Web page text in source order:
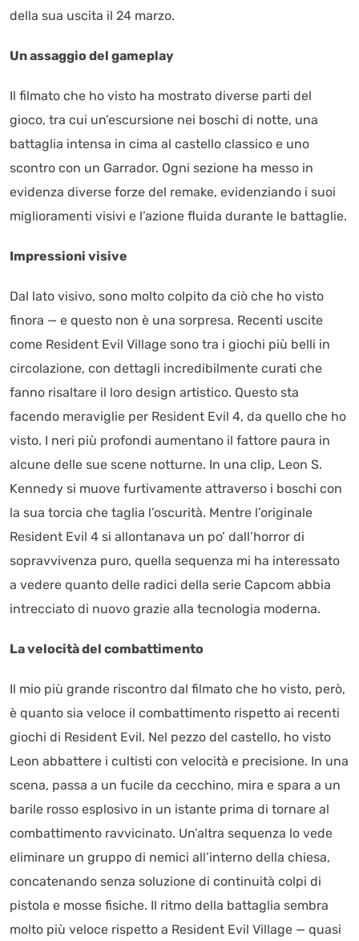
della sua uscita il 24 marzo.
Un assaggio del gameplay
Il filmato che ho visto ha mostrato diverse parti del
gioco, tra cui un’escursione nei boschi di notte, una
battaglia intensa in cima al castello classico e uno
scontro con un Garrador. Ogni sezione ha messo in
evidenza diverse forze del remake, evidenziando i suoi
miglioramenti visivi e l’azione fluida durante le battaglie.
Impressioni visive
Dal lato visivo, sono molto colpito da ciò che ho visto
finora — e questo non è una sorpresa. Recenti uscite
come Resident Evil Village sono tra i giochi più belli in
circolazione, con dettagli incredibilmente curati che
fanno risaltare il loro design artistico. Questo sta
facendo meraviglie per Resident Evil 4, da quello che ho
visto. I neri più profondi aumentano il fattore paura in
alcune delle sue scene notturne. In una clip, Leon S.
Kennedy si muove furtivamente attraverso i boschi con
la sua torcia che taglia l’oscurità. Mentre l’originale
Resident Evil 4 si allontanava un po’ dall’horror di
sopravvivenza puro, quella sequenza mi ha interessato
a vedere quanto delle radici della serie Capcom abbia
intrecciato di nuovo grazie alla tecnologia moderna.
La velocità del combattimento
Il mio più grande riscontro dal filmato che ho visto, però,
è quanto sia veloce il combattimento rispetto ai recenti
giochi di Resident Evil. Nel pezzo del castello, ho visto
Leon abbattere i cultisti con velocità e precisione. In una
scena, passa a un fucile da cecchino, mira e spara a un
barile rosso esplosivo in un istante prima di tornare al
combattimento ravvicinato. Un’altra sequenza lo vede
eliminare un gruppo di nemici all’interno della chiesa,
concatenando senza soluzione di continuità colpi di
pistola e mosse fisiche. Il ritmo della battaglia sembra
molto più veloce rispetto a Resident Evil Village — quasi